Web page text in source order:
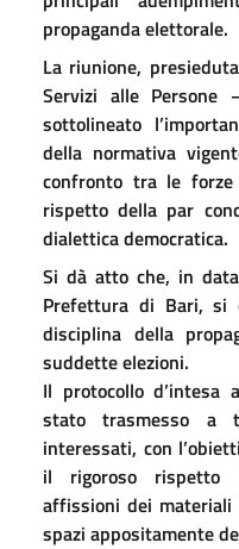
propaganda elettorale.
La riunione,
Servizi alle Persone
sottolineato
della normativa
confronto tra le
rispetto della par
dialettica democratica.
Si dà atto che, in
Prefettura di Bari,
disciplina della
suddette elezioni.
Il protocollo d’intesa
stato trasmesso a
interessati, con
il rigoroso rispetto
affissioni dei materiali
spazi appositamente